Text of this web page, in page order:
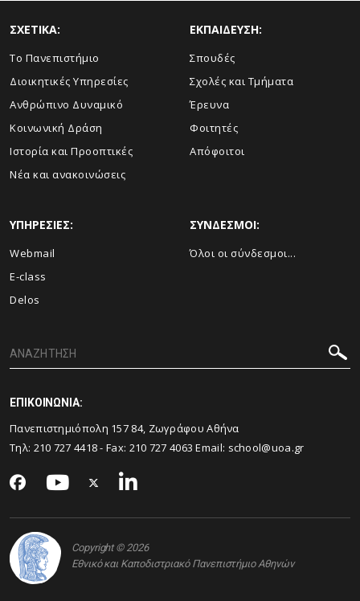
ΣΧΕΤΙΚΑ:
Το Πανεπιστήμιο
Διοικητικές Υπηρεσίες
Ανθρώπινο Δυναμικό
Κοινωνική Δράση
Ιστορία και Προοπτικές
Νέα και ανακοινώσεις
ΕΚΠΑΙΔΕΥΣΗ:
Σπουδές
Σχολές και Τμήματα
Έρευνα
Φοιτητές
Απόφοιτοι
ΥΠΗΡΕΣΙΕΣ:
Webmail
E-class
Delos
ΣΥΝΔΕΣΜΟΙ:
Όλοι οι σύνδεσμοι...
ΕΠΙΚΟΙΝΩΝΙΑ:
Πανεπιστημιόπολη 157 84, Ζωγράφου Αθήνα
Τηλ: 210 727 4418- Fax: 210 727 4063 Email: school@uoa.gr
Copyright © 2026
Εθνικό και Καποδιστριακό Πανεπιστήμιο Αθηνών